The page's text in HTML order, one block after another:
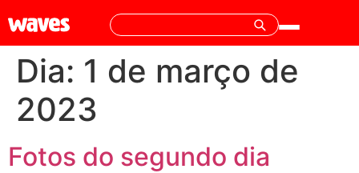
Dia: 1 de março de
2023
Fotos do segundo dia